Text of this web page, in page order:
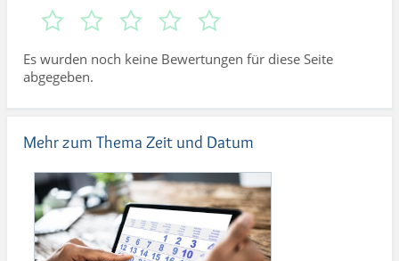
Es wurden noch keine Bewertungen für diese Seite
abgegeben.
Mehr zum Thema Zeit und Datum